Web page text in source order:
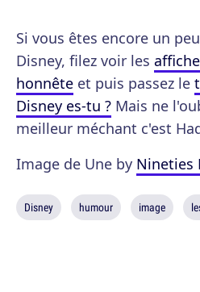
Si vous êtes encore un
Disney, filez voir les
honnête et puis passez le
Disney es-tu ? Mais ne
meilleur méchant c'est
Image de Une by Nineties
Disney humour image